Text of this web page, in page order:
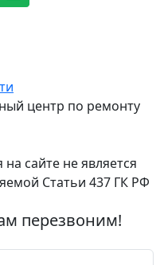
центр по ремонту
сайте не является
Статьи 437 ГК РФ
перезвоним!